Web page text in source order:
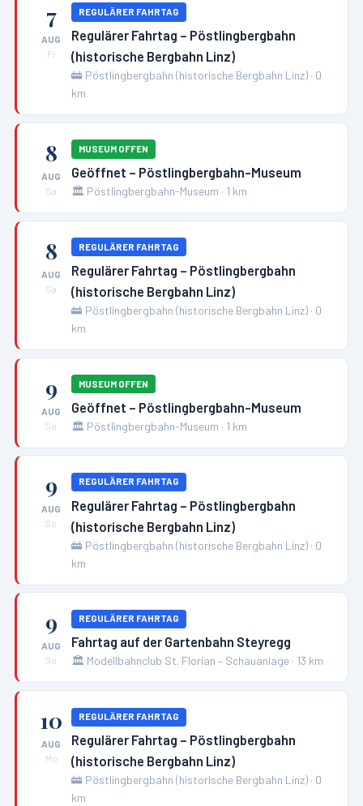
7
AUG
Fr
REGULÄRER FAHRTAG
Regulärer Fahrtag – Pöstlingbergbahn
(historische Bergbahn Linz)
🚋 Pöstlingbergbahn (historische Bergbahn Linz) · 0
km
8
AUG
Sa
MUSEUM OFFEN
Geöffnet – Pöstlingbergbahn-Museum
🏛️ Pöstlingbergbahn-Museum · 1 km
8
AUG
Sa
REGULÄRER FAHRTAG
Regulärer Fahrtag – Pöstlingbergbahn
(historische Bergbahn Linz)
🚋 Pöstlingbergbahn (historische Bergbahn Linz) · 0
km
9
AUG
So
MUSEUM OFFEN
Geöffnet – Pöstlingbergbahn-Museum
🏛️ Pöstlingbergbahn-Museum · 1 km
9
AUG
So
REGULÄRER FAHRTAG
Regulärer Fahrtag – Pöstlingbergbahn
(historische Bergbahn Linz)
🚋 Pöstlingbergbahn (historische Bergbahn Linz) · 0
km
9
AUG
So
REGULÄRER FAHRTAG
Fahrtag auf der Gartenbahn Steyregg
🏛️ Modellbahnclub St. Florian – Schauanlage · 13 km
10
AUG
Mo
REGULÄRER FAHRTAG
Regulärer Fahrtag – Pöstlingbergbahn
(historische Bergbahn Linz)
🚋 Pöstlingbergbahn (historische Bergbahn Linz) · 0
km